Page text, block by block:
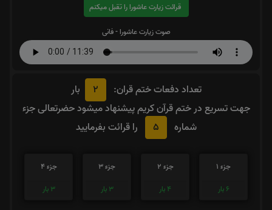
قرائت زیارت عاشورا را تقبل میکنم
صوت زیارت عاشورا - فانی
تعداد دفعات ختم قران: 2
بار
جهت تسریع در ختم قرآن کریم پیشنهاد میشود حضرتعالی جزء
شماره
5 را قرائت بفرمایید
جزء 1
6 بار
جزء 2
4 بار
جزء 3
3 بار
جزء 4
3 بار